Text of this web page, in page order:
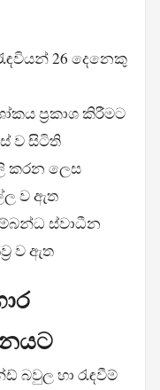
26 දෙනෙකු
ප්‍රකාශ කිරීමට
ව සිටිති
කරන ලෙස
ව ඇත
ස්වාධීන
ව ඇත
බවුල හා රැඳවීම්